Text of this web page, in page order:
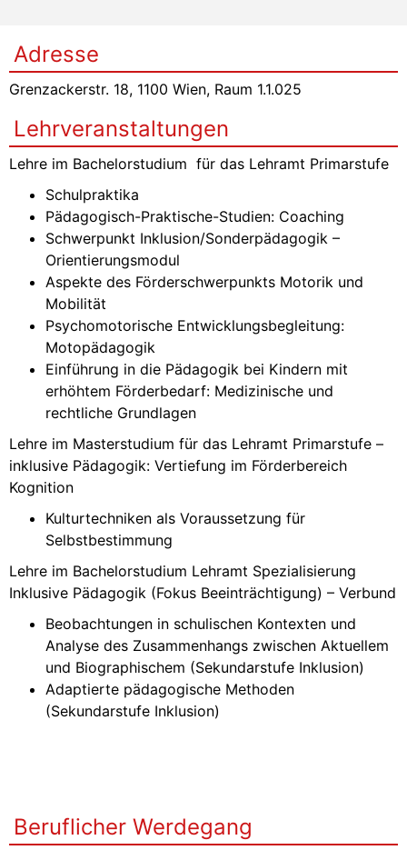
Adresse
Grenzackerstr. 18, 1100 Wien, Raum 1.1.025
Lehrveranstaltungen
Lehre im Bachelorstudium für das Lehramt Primarstufe
Schulpraktika
Pädagogisch-Praktische-Studien: Coaching
Schwerpunkt Inklusion/Sonderpädagogik –
Orientierungsmodul
Aspekte des Förderschwerpunkts Motorik und
Mobilität
Psychomotorische Entwicklungsbegleitung:
Motopädagogik
Einführung in die Pädagogik bei Kindern mit
erhöhtem Förderbedarf: Medizinische und
rechtliche Grundlagen
Lehre im Masterstudium für das Lehramt Primarstufe –
inklusive Pädagogik: Vertiefung im Förderbereich
Kognition
Kulturtechniken als Voraussetzung für
Selbstbestimmung
Lehre im Bachelorstudium Lehramt Spezialisierung
Inklusive Pädagogik (Fokus Beeinträchtigung) – Verbund
Beobachtungen in schulischen Kontexten und
Analyse des Zusammenhangs zwischen Aktuellem
und Biographischem (Sekundarstufe Inklusion)
Adaptierte pädagogische Methoden
(Sekundarstufe Inklusion)
Beruflicher Werdegang